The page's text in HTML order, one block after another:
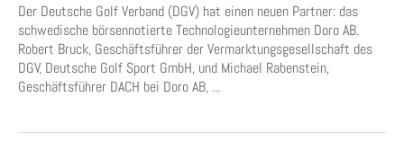
Der Deutsche Golf Verband (DGV) hat einen neuen Partner: das
schwedische börsennotierte Technologieunternehmen Doro AB.
Robert Bruck, Geschäftsführer der Vermarktungsgesellschaft des
DGV, Deutsche Golf Sport GmbH, und Michael Rabenstein,
Geschäftsführer DACH bei Doro AB, ...